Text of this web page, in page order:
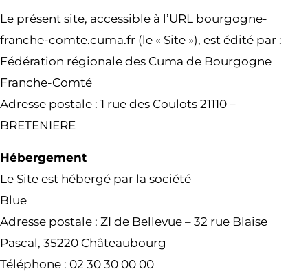
Le présent site, accessible à l’URL bourgogne-
franche-comte.cuma.fr (le « Site »), est édité par :
Fédération régionale des Cuma de Bourgogne
Franche-Comté
Adresse postale : 1 rue des Coulots 21110 –
BRETENIERE
Hébergement
Le Site est hébergé par la société
Blue
Adresse postale : ZI de Bellevue – 32 rue Blaise
Pascal, 35220 Châteaubourg
Téléphone : 02 30 30 00 00